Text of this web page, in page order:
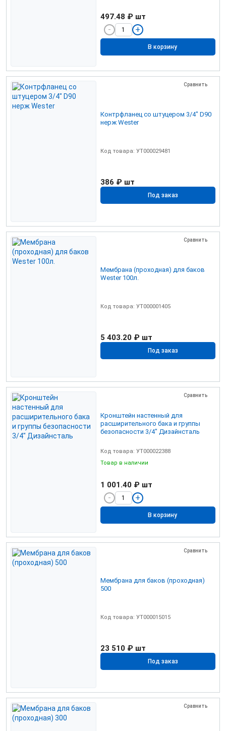
497.48 ₽ шт
В корзину
Сравнить
Контрфланец со штуцером 3/4" D90
нерж Wester
Код товара: УТ000029481
386 ₽ шт
Под заказ
Сравнить
Мембрана (проходная) для баков
Wester 100л.
Код товара: УТ000001405
5 403.20 ₽ шт
Под заказ
Сравнить
Кронштейн настенный для
расширительного бака и группы
безопасности 3/4" Дизайнсталь
Код товара: УТ000022388
Товар в наличии
1 001.40 ₽ шт
В корзину
Сравнить
Мембрана для баков (проходная)
500
Код товара: УТ000015015
23 510 ₽ шт
Под заказ
Сравнить